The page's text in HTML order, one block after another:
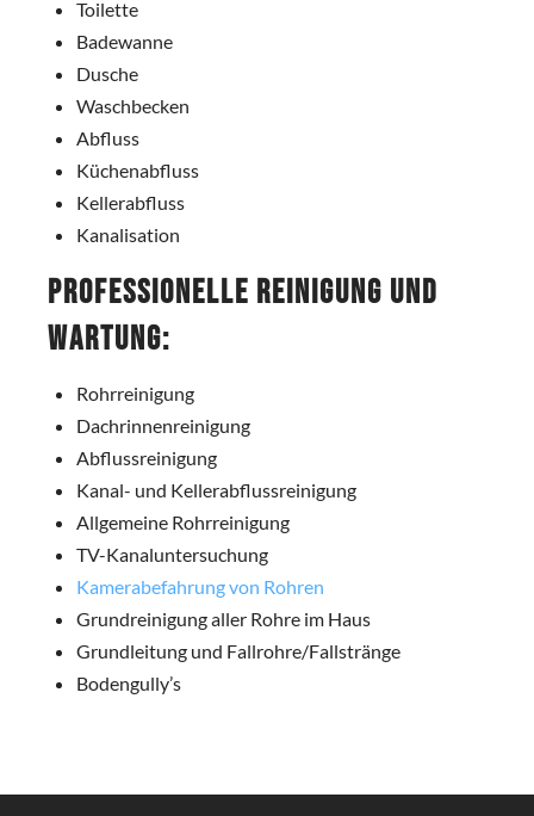
Toilette
Badewanne
Dusche
Waschbecken
Abfluss
Küchenabfluss
Kellerabfluss
Kanalisation
Professionelle Reinigung und
Wartung:
Rohrreinigung
Dachrinnenreinigung
Abflussreinigung
Kanal- und Kellerabflussreinigung
Allgemeine Rohrreinigung
TV-Kanaluntersuchung
Kamerabefahrung von Rohren
Grundreinigung aller Rohre im Haus
Grundleitung und Fallrohre/Fallstränge
Bodengully’s